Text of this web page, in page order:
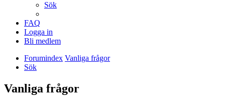
Sök
FAQ
Logga in
Bli medlem
Forumindex Vanliga frågor
Sök
Vanliga frågor